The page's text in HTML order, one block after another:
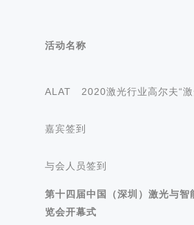
活动名称
ALAT 2020激光行业高尔夫“激
嘉宾签到
与会人员签到
第十四届中国（深圳）激光与智
览会开幕式